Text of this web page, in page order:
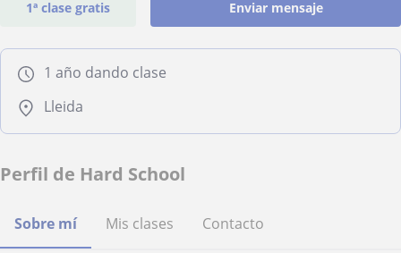
1ª clase gratis Enviar mensaje
1 año dando clase
Lleida
Perfil de Hard School
Sobre mí Mis clases Contacto